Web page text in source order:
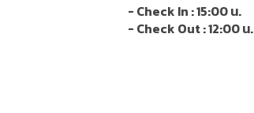
- Check In : 15:00 น.
- Check Out : 12:00 น.